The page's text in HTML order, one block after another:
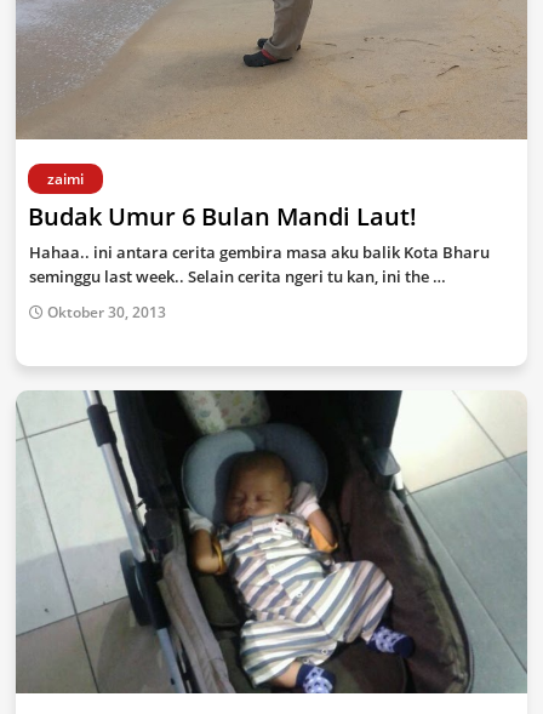
zaimi
Budak Umur 6 Bulan Mandi Laut!
Hahaa.. ini antara cerita gembira masa aku balik Kota Bharu
seminggu last week.. Selain cerita ngeri tu kan, ini the …
Oktober 30, 2013